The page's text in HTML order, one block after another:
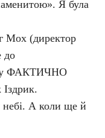
Я була
Мох (директор
до
ФАКТИЧНО
небі. А коли ще й